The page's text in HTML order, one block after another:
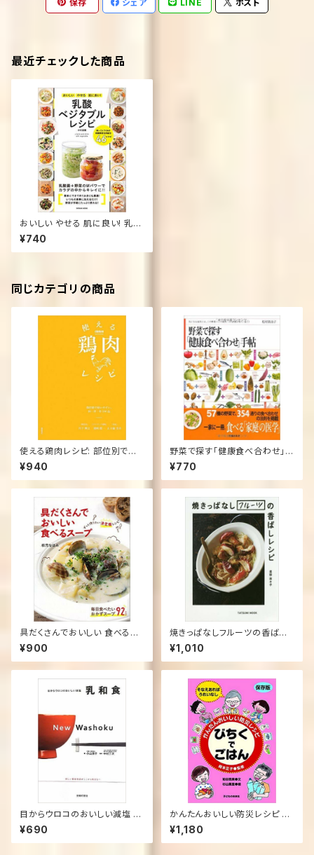
保存 シェア LINE ポスト
最近チェックした商品
おいしい やせる 肌に良い! 乳酸
ベジタブルレシピ (タツミムック)
¥740
同じカテゴリの商品
使える鶏肉レシピ: 部位別で使
いやすい。和・洋・中100品 単行
本 – 2012/12/3
¥940
野菜で探す「健康食べ合わせ」手
帖―気になる症状には、この野
菜×この食材。この法則が効く!
届く! (単行本（ソフトカバー）)
¥770
具だくさんでおいしい 食べるス
ープ ずっと作りたい決定版レシ
ピ (単行本)
¥900
焼きっぱなしフルーツの香ばし
レシピ (タツミムック) ムック
¥1,010
目からウロコのおいしい減塩 乳
和食 大型本
¥690
かんたんおいしい防災レシピ び
ちくでごはん ムック
¥1,180